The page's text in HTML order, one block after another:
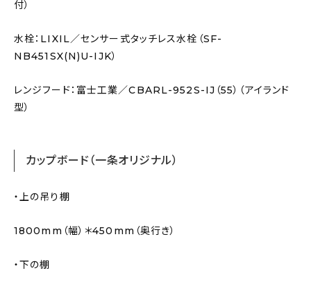
付）
水栓：LIXIL／センサー式タッチレス水栓（SF-
NB451SX(N)U-IJK）
レンジフード：富士工業／CBARL-952S-IJ（55）（アイランド
型）
カップボード（一条オリジナル）
・上の吊り棚
1800mm（幅）＊450mm（奥行き）
・下の棚